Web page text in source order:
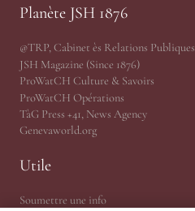
Planète JSH 1876
@TRP, Cabinet ès Relations Publiques
JSH Magazine (Since 1876)
ProWatCH Culture & Savoirs
ProWatCH Opérations
TàG Press +41, News Agency
Genevaworld.org
Utile
Soumettre une info